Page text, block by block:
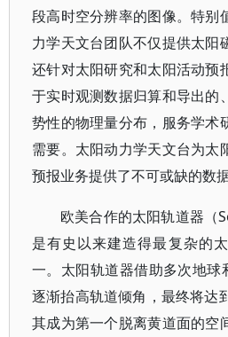
段高时空分辨率的图像。特别
力学天文台团队不仅提供太阳
还针对太阳研究和太阳活动预
于实时观测数据归算和导出的
势性的物理量分布，服务学术
需要。太阳动力学天文台为太
预报业务提供了不可或缺的数据
欧美合作的太阳轨道器
是有史以来建造得最复杂的
一。太阳轨道器借助多次地球
逐渐抬高轨道倾角，最终将达
其成为第一个脱离黄道面的空